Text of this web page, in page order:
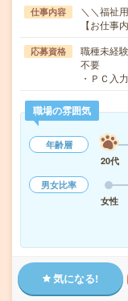
仕事内容
＼＼福祉
【お仕事
応募資格
職種未経
不要
・ＰＣ入
職場の雰囲気
年齢層
20代
男女比率
女性
気になる!